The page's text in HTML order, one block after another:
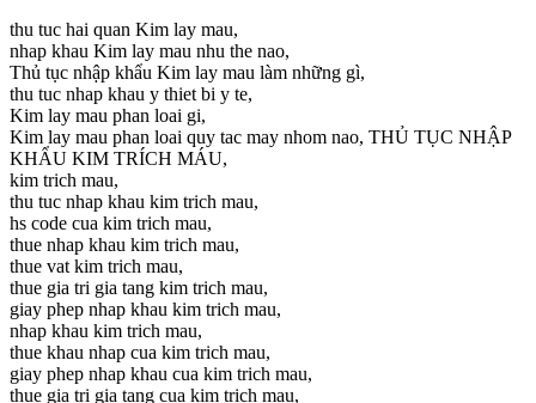
thu tuc hai quan Kim lay mau,
nhap khau Kim lay mau nhu the nao,
Thủ tục nhập khẩu Kim lay mau làm những gì,
thu tuc nhap khau y thiet bi y te,
Kim lay mau phan loai gi,
Kim lay mau phan loai quy tac may nhom nao, THỦ TỤC NHẬP
KHẨU KIM TRÍCH MÁU,
kim trich mau,
thu tuc nhap khau kim trich mau,
hs code cua kim trich mau,
thue nhap khau kim trich mau,
thue vat kim trich mau,
thue gia tri gia tang kim trich mau,
giay phep nhap khau kim trich mau,
nhap khau kim trich mau,
thue khau nhap cua kim trich mau,
giay phep nhap khau cua kim trich mau,
thue gia tri gia tang cua kim trich mau,